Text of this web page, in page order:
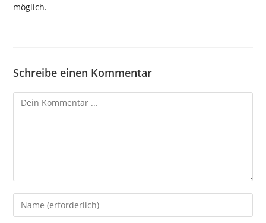
möglich.
Schreibe einen Kommentar
Kommentieren
Gib
deinen